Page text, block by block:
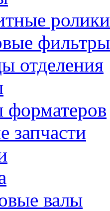
ролики
фильтры
отделения
форматеров
запчасти
валы